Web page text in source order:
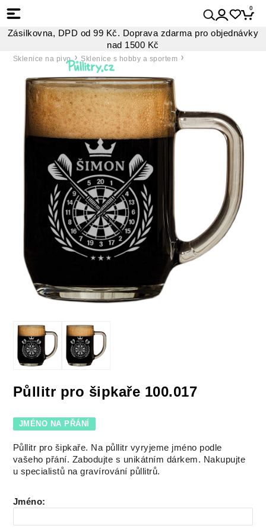
0
Zásilkovna, DPD od 99 Kč. Doprava zdarma pro objednávky
nad 1500 Kč
Sklenice na pivo Sklenice s hobby a sportem
Půllitr pro šipkaře 100.017
JMÉNO NA PŘÁNÍ
Půllitr pro šipkaře. Na půllitr vyryjeme jméno podle
vašeho přání. Zabodujte s unikátním dárkem. Nakupujte
u specialistů na gravírování půllitrů.
Jméno: